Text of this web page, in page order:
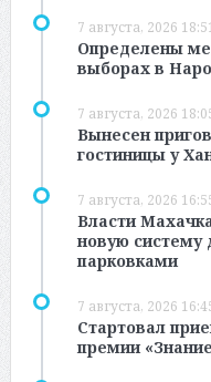
7 августа, 2026
Определены
выборах в
7 августа, 2026
Вынесен
гостиницы у
7 августа, 2026
Власти
новую систему
парковками
7 августа, 2026
Стартовал
премии